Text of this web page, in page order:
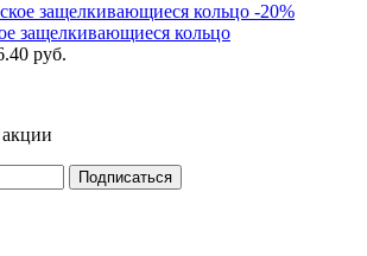
-20%
защелкивающиеся кольцо
руб.
Подписаться